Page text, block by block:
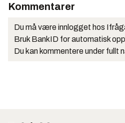
Kommentarer
Du må være innlogget hos
Bruk BankID for automatisk
Du kan kommentere under fullt